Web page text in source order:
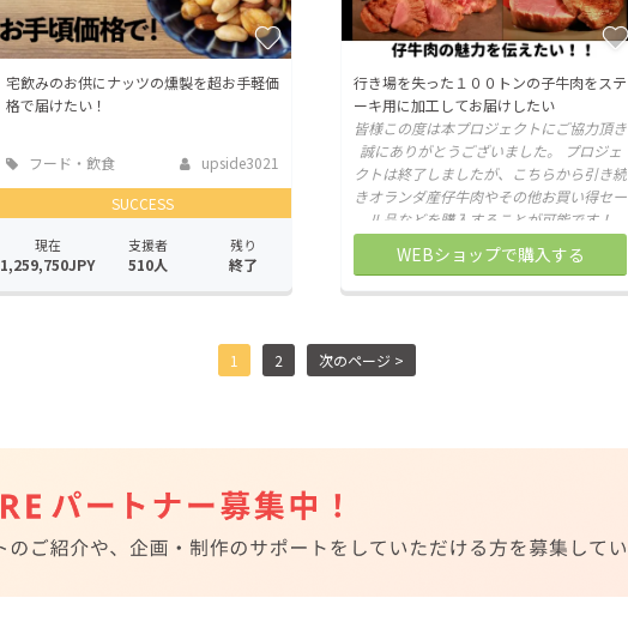
宅飲みのお供にナッツの燻製を超お手軽価
格で届けたい！
フード・飲食
upside3021
SUCCESS
現在
1,259,750JPY
支援者
510人
残り
終了
行き場を失った１００トンの子牛肉をステ
ーキ用に加工してお届けしたい
皆様この度は本プロジェクトにご協力頂き
誠にありがとうございました。 プロジェ
クトは終了しましたが、こちらから引き続
きオランダ産仔牛肉やその他お買い得セー
ル品などを購入することが可能です！
WEBショップで購入する
1 2 次のページ >